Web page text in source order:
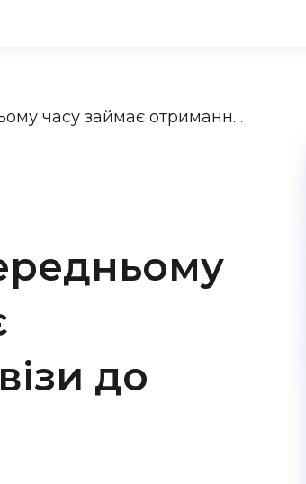
Скільки в середньому часу займає отримання візи до США?
до